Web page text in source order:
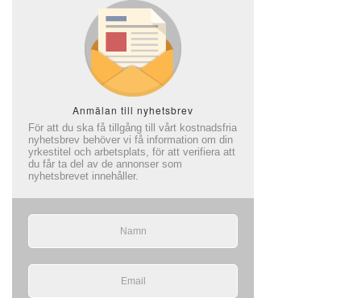
Anmälan till nyhetsbrev
För att du ska få tillgång till vårt kostnadsfria
nyhetsbrev behöver vi få information om din
yrkestitel och arbetsplats, för att verifiera att
du får ta del av de annonser som
nyhetsbrevet innehåller.